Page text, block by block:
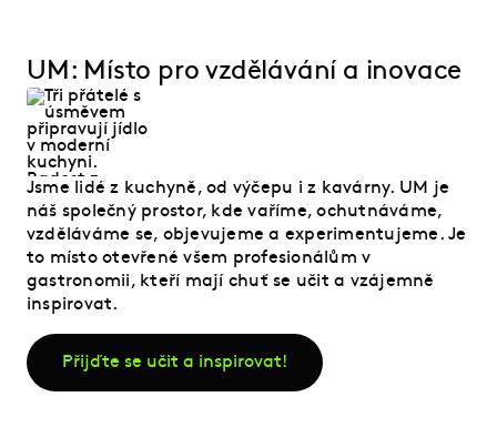
UM: Místo pro vzdělávání a inovace
Jsme lidé z kuchyně, od výčepu i z kavárny. UM je
náš společný prostor, kde vaříme, ochutnáváme,
vzděláváme se, objevujeme a experimentujeme. Je
to místo otevřené všem profesionálům v
gastronomii, kteří mají chuť se učit a vzájemně
inspirovat.
Přijďte se učit a inspirovat!